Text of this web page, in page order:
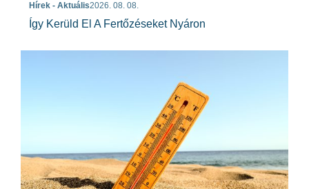
Hírek - Aktuális2026. 08. 08.
Így Kerüld El A Fertőzéseket Nyáron